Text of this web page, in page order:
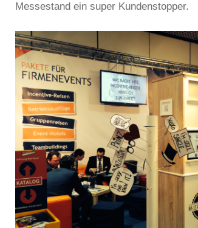
Messestand ein super Kundenstopper.